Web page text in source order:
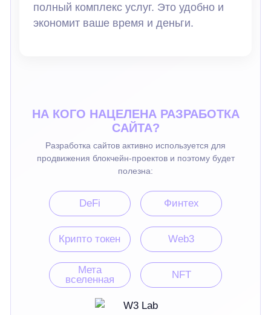
полный комплекс услуг. Это удобно и
экономит ваше время и деньги.
НА КОГО НАЦЕЛЕНА РАЗРАБОТКА
САЙТА?
Разработка сайтов активно используется для
продвижения блокчейн-проектов и поэтому будет
полезна:
DeFi Финтех
Крипто токен Web3
Мета
вселенная
NFT